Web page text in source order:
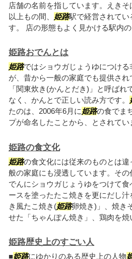
店舗の名前を指しています。えき
以上もの間、 姫路駅で経営されてい
す。 店の形態もよく見かける駅内
姫路おでんとは
姫路ではショウガじょうゆにつけ
が、昔から一般の家庭でも提供さ
「関東炊き(かんとだき)」と呼ばれ
なく、かんとで正しい読み方です。
たのは、2006年6月に姫路の食でま
プが命名したことから、とされてい
姫路の食文化
姫路の食文化には従来のものとは
般の家庭にも浸透しています。そ
でんにショウガじょうゆをつけて食
ースを塗ったたこ焼きを更にだし
き風たこ焼き(姫路卵焼き)」、焼き
せた「ちゃんぽん焼き」、鶏肉を焼
姫路歴史上のすごい人
■姫路にゆかりのある歴史上の人物